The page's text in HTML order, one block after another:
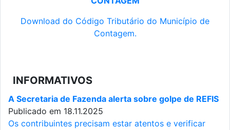
Download do Código Tributário do Município de
Contagem.
INFORMATIVOS
A Secretaria de Fazenda alerta sobre golpe de REFIS
Publicado em 18.11.2025
Os contribuintes precisam estar atentos e verificar